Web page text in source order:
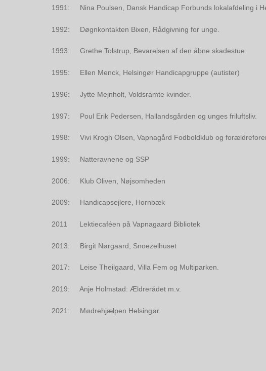
1991: Nina Poulsen, Dansk Handicap Forbunds lokalafdeling i
1992: Døgnkontakten Bixen, Rådgivning for unge.
1993: Grethe Tolstrup, Bevarelsen af den åbne skadestue.
1995: Ellen Menck, Helsingør Handicapgruppe (autister)
1996: Jytte Mejnholt, Voldsramte kvinder.
1997: Poul Erik Pedersen, Hallandsgården og unges friluftsliv.
1998: Vivi Krogh Olsen, Vapnagård Fodboldklub og
1999: Natteravnene og SSP
2006: Klub Oliven, Nøjsomheden
2009: Handicapsejlere, Hornbæk
2011 Lektiecaféen på Vapnagaard Bibliotek
2013: Birgit Nørgaard, Snoezelhuset
2017: Leise Theilgaard, Villa Fem og Multiparken.
2019: Anje Holmstad: Ældrerådet m.v.
2021: Mødrehjælpen Helsingør.